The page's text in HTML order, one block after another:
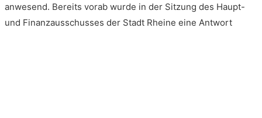
zur
Probebohrung
anwesend. Bereits vorab wurde in der Sitzung des Haupt-
und Finanzausschusses der Stadt Rheine eine Antwort